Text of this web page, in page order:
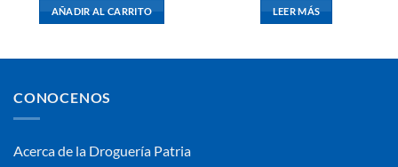
AÑADIR AL CARRITO LEER MÁS
CONOCENOS
Acerca de la Droguería Patria